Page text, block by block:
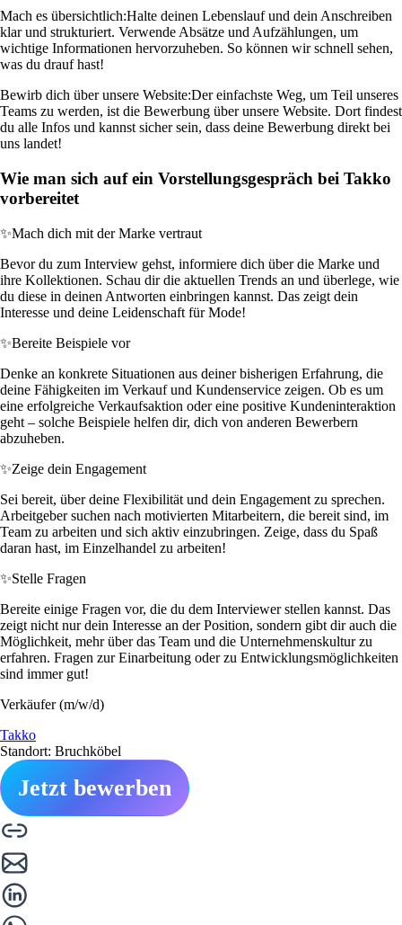
Mach es übersichtlich:Halte deinen Lebenslauf und dein Anschreiben
klar und strukturiert. Verwende Absätze und Aufzählungen, um
wichtige Informationen hervorzuheben. So können wir schnell sehen,
was du drauf hast!
Bewirb dich über unsere Website:Der einfachste Weg, um Teil unseres
Teams zu werden, ist die Bewerbung über unsere Website. Dort findest
du alle Infos und kannst sicher sein, dass deine Bewerbung direkt bei
uns landet!
Wie man sich auf ein Vorstellungsgespräch bei Takko
vorbereitet
✨Mach dich mit der Marke vertraut
Bevor du zum Interview gehst, informiere dich über die Marke und
ihre Kollektionen. Schau dir die aktuellen Trends an und überlege, wie
du diese in deinen Antworten einbringen kannst. Das zeigt dein
Interesse und deine Leidenschaft für Mode!
✨Bereite Beispiele vor
Denke an konkrete Situationen aus deiner bisherigen Erfahrung, die
deine Fähigkeiten im Verkauf und Kundenservice zeigen. Ob es um
eine erfolgreiche Verkaufsaktion oder eine positive Kundeninteraktion
geht – solche Beispiele helfen dir, dich von anderen Bewerbern
abzuheben.
✨Zeige dein Engagement
Sei bereit, über deine Flexibilität und dein Engagement zu sprechen.
Arbeitgeber suchen nach motivierten Mitarbeitern, die bereit sind, im
Team zu arbeiten und sich aktiv einzubringen. Zeige, dass du Spaß
daran hast, im Einzelhandel zu arbeiten!
✨Stelle Fragen
Bereite einige Fragen vor, die du dem Interviewer stellen kannst. Das
zeigt nicht nur dein Interesse an der Position, sondern gibt dir auch die
Möglichkeit, mehr über das Team und die Unternehmenskultur zu
erfahren. Fragen zur Einarbeitung oder zu Entwicklungsmöglichkeiten
sind immer gut!
Verkäufer (m/w/d)
Takko
Standort: Bruchköbel
Jetzt bewerben